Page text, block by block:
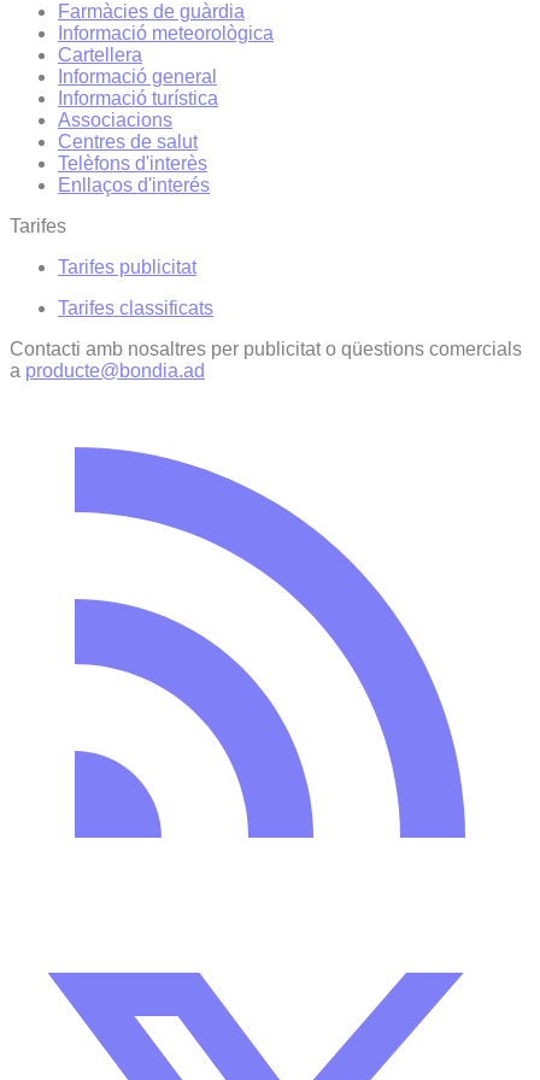
Farmàcies de guàrdia
Informació meteorològica
Cartellera
Informació general
Informació turística
Associacions
Centres de salut
Telèfons d'interès
Enllaços d'interés
Tarifes
Tarifes publicitat
Tarifes classificats
Contacti amb nosaltres per publicitat o qüestions comercials
a producte@bondia.ad